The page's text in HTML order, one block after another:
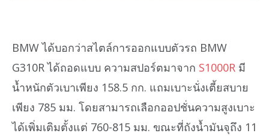
BMW ได้บอกว่าสไตล์การออกแบบตัวรถ BMW
G310R ได้ถอดแบบ ความสปอร์ตมาจาก S1000R มี
น้ำหนักตัวเบาเพียง 158.5 กก. แถมเบาะนั่งเตี้ยสบาย
เพียง 785 มม. โดยสามารถเลือกออปชั่นความสูงเบาะ
ได้เพิ่มเติมตั้งแต่ 760-815 มม. ขณะที่ถังน้ำมันจุถึง 11